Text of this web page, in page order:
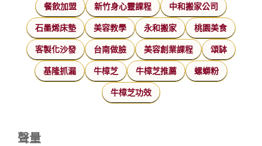
餐飲加盟 新竹身心靈課程 中和搬家公司
石墨烯床墊 美容教學 永和搬家 桃園美食
客製化沙發 台南做臉 美容創業課程 頌缽
基隆抓漏 牛樟芝 牛樟芝推薦 螺螄粉
牛樟芝功效
聲量